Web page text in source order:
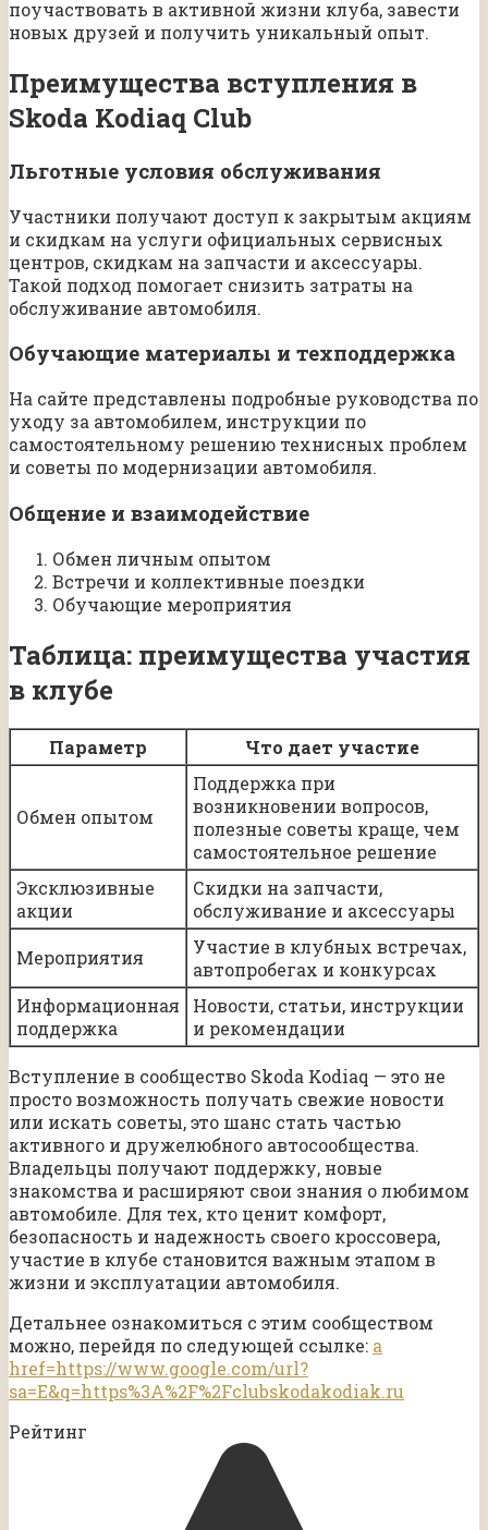
поучаствовать в активной жизни клуба, завести
новых друзей и получить уникальный опыт.
Преимущества вступления в
Skoda Kodiaq Club
Льготные условия обслуживания
Участники получают доступ к закрытым акциям
и скидкам на услуги официальных сервисных
центров, скидкам на запчасти и аксессуары.
Такой подход помогает снизить затраты на
обслуживание автомобиля.
Обучающие материалы и техподдержка
На сайте представлены подробные руководства по
уходу за автомобилем, инструкции по
самостоятельному решению технисных проблем
и советы по модернизации автомобиля.
Общение и взаимодействие
Обмен личным опытом
Встречи и коллективные поездки
Обучающие мероприятия
Таблица: преимущества участия
в клубе
Параметр Что дает участие
Обмен опытом
Поддержка при
возникновении вопросов,
полезные советы краще, чем
самостоятельное решение
Эксклюзивные
акции
Скидки на запчасти,
обслуживание и аксессуары
Мероприятия
Участие в клубных встречах,
автопробегах и конкурсах
Информационная
поддержка
Новости, статьи, инструкции
и рекомендации
Вступление в сообщество Skoda Kodiaq — это не
просто возможность получать свежие новости
или искать советы, это шанс стать частью
активного и дружелюбного автосообщества.
Владельцы получают поддержку, новые
знакомства и расширяют свои знания о любимом
автомобиле. Для тех, кто ценит комфорт,
безопасность и надежность своего кроссовера,
участие в клубе становится важным этапом в
жизни и эксплуатации автомобиля.
Детальнее ознакомиться с этим сообществом
можно, перейдя по следующей ссылке: a
href=https://www.google.com/url?
sa=E&q=https%3A%2F%2Fclubskodakodiak.ru
Рейтинг